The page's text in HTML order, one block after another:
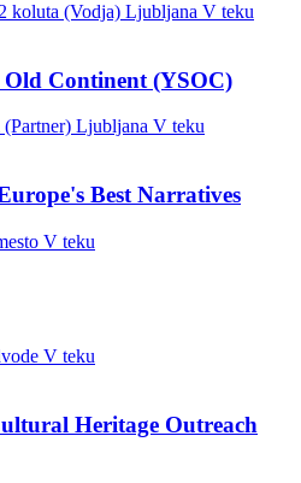
koluta (Vodja) Ljubljana V teku
Continent (YSOC)
Ljubljana V teku
Best Narratives
V teku
V teku
Heritage Outreach